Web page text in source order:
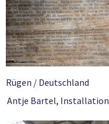
Rügen / Deutschland
Antje Bartel, Installation